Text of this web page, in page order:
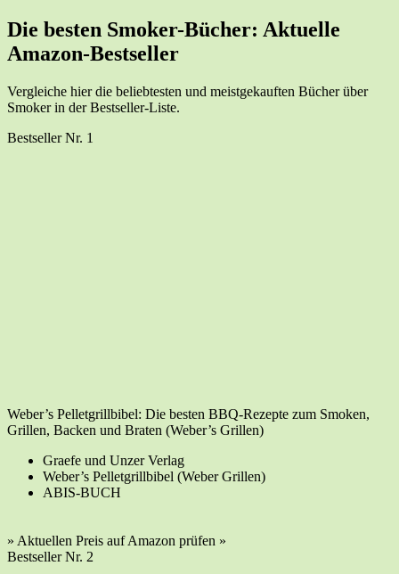
Die bes­ten Smo­ker-Bücher: Aktu­el­le
Amazon-Bestseller
Ver­glei­che hier die belieb­tes­ten und meist­ge­kauf­ten Bücher über
Smo­ker in der Bestseller-Liste.
Best­sel­ler Nr. 1
Weber’s Pel­let­grill­bi­bel: Die bes­ten BBQ-Rezep­te zum Smo­ken,
Gril­len, Backen und Bra­ten (Weber’s Grillen)
Grae­fe und Unzer Verlag
Weber’s Pel­let­grill­bi­bel (Weber Grillen)
ABIS-BUCH
» Aktu­el­len Preis auf Ama­zon prü­fen »
Best­sel­ler Nr. 2